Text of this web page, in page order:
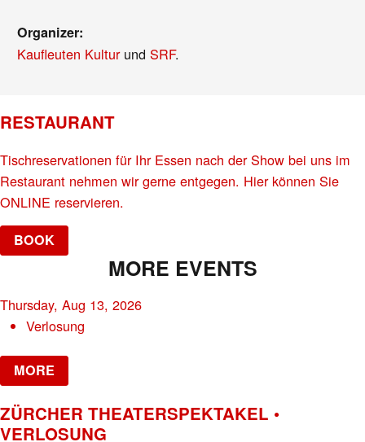
Organizer:
Kaufleuten KulturundSRF.
RESTAURANT
Tischreservationen für Ihr Essen nach der Show bei uns im
Restaurant nehmen wir gerne entgegen. Hier können Sie
ONLINE reservieren.
BOOK
MORE EVENTS
Thursday, Aug 13, 2026
Verlosung
MORE
ZÜRCHER THEATERSPEKTAKEL •
VERLOSUNG